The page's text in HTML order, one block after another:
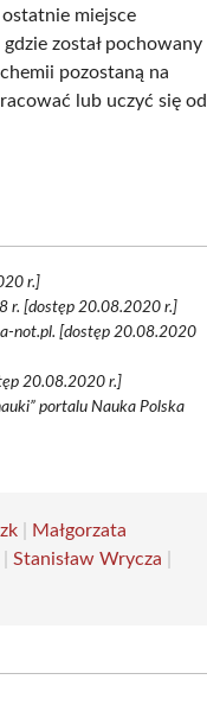
miejsce
gdzie został pochowany
pozostaną na
lub uczyć się od
r.]
r. [dostęp 20.08.2020 r.]
not.pl. [dostęp 20.08.2020
20.08.2020 r.]
portalu Nauka Polska
Małgorzata
|Stanisław Wrycza